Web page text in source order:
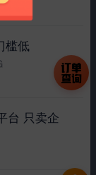
槛低
台 只卖企